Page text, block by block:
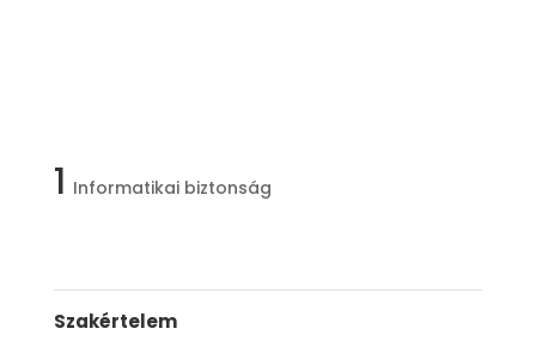
1 Informatikai biztonság
Szakértelem